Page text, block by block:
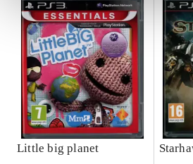
Little big planet